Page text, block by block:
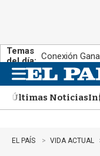
Temas
del día: Conexión
n
uÚltimas Noticias
EL PAÍS VIDA ACTUAL